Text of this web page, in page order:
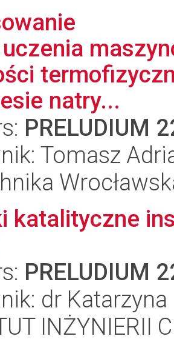
natry...
PRELUDIUM
Tomasz
katalityczne
PRELUDIUM
dr
INŻYNIERII